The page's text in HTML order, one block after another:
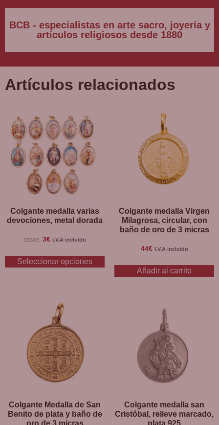
BCB - especialistas en arte sacro, joyería y
artículos religiosos desde 1880
Artículos relacionados
Colgante medalla varias
devociones, metal dorada
DESDE: 3€ I.V.A incluido
Seleccionar opciones
Colgante medalla Virgen
Milagrosa, circular, con
baño de oro de 3 micras
44€ I.V.A incluido
Añadir al carrito
Colgante Medalla de San
Benito de plata y baño de
oro de 3 micras
Colgante medalla san
Cristóbal, relieve marcado,
plata 925